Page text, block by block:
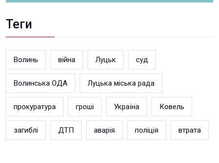
Теги
Волинь війна Луцьк суд
Волинська ОДА Луцька міська рада
прокуратура гроші Україна Ковель
загиблі ДТП аварія поліція втрата